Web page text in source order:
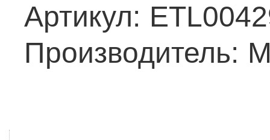
Артикул:
Производитель: